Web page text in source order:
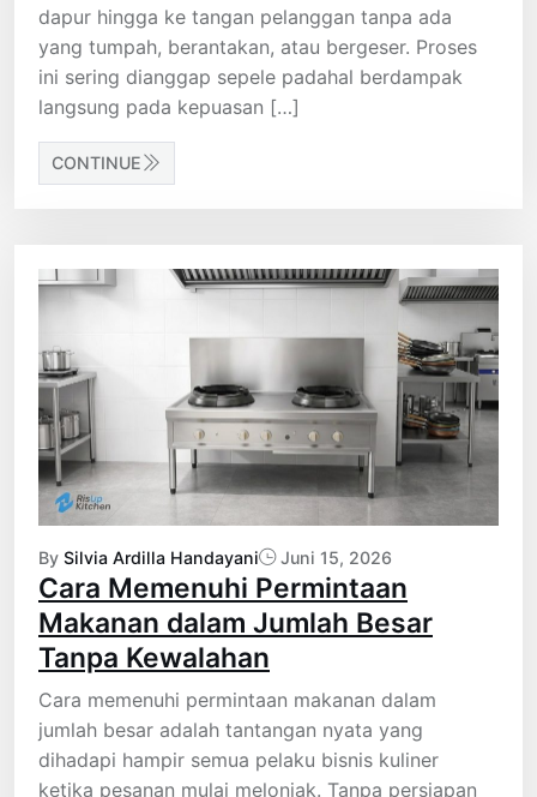
dapur hingga ke tangan pelanggan tanpa ada
yang tumpah, berantakan, atau bergeser. Proses
ini sering dianggap sepele padahal berdampak
langsung pada kepuasan […]
CONTINUE
By Silvia Ardilla Handayani Juni 15, 2026
Cara Memenuhi Permintaan
Makanan dalam Jumlah Besar
Tanpa Kewalahan
Cara memenuhi permintaan makanan dalam
jumlah besar adalah tantangan nyata yang
dihadapi hampir semua pelaku bisnis kuliner
ketika pesanan mulai melonjak. Tanpa persiapan